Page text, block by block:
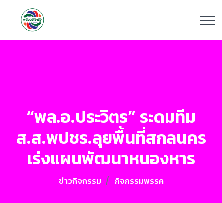
“พล.อ.ประวิตร” ระดมทีม
ส.ส.พปชร.ลุยพื้นที่สกลนคร
เร่งแผนพัฒนาหนองหาร
ข่าวกิจกรรม กิจกรรมพรรค